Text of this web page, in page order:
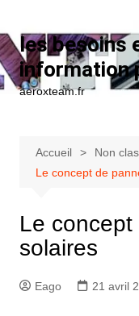
les besoins
information
aeroxteam.fr
Accueil
Non
Le concept de
Le
solaires
Eago 21 avril